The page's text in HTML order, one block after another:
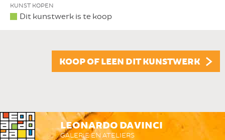
KUNST KOPEN
Dit kunstwerk is te koop
KOOP OF LEEN DIT KUNSTWERK
LEONARDO DA VINCI
GALERIE EN ATELIERS